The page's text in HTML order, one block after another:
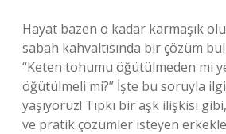
Hayat bazen o kadar karmaşık
sabah kahvaltısında bir çözüm
“Keten tohumu öğütülmeden mi
öğütülmeli mi?” İşte bu soruyla
yaşıyoruz! Tıpkı bir aşk ilişkisi
ve pratik çözümler isteyen